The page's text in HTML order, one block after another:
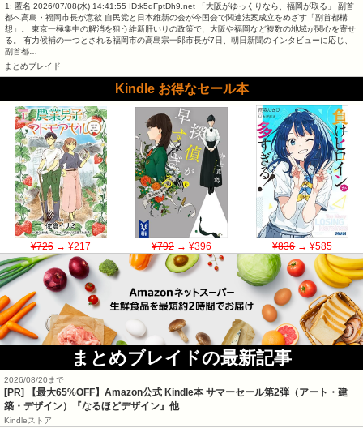
1: 匿名 2026/07/08(水) 14:41:55 ID:k5dFptDh9.net 「大阪がゆっくりなら、福岡が取る」 副首
都へ高島・福岡市長が意欲 自民党と日本維新の会が今国会で関連法案成立をめざす「副首都構
想」。 東京一極集中の解消を狙う維新肝いりの政策で、大阪や福岡など複数の地域が関心を寄せ
る。 有力候補の一つとされる福岡市の高島宗一郎市長が7日、朝日新聞のインタビューに応じ、
副首都…
まとめブレイド
Kindle お得なセール本
¥726→ ¥217 ¥792→ ¥396 ¥836→ ¥585
まとめブレイドの最新記事
2026/08/20まで
[PR]
【最大65%OFF】Amazon公式 Kindle本 サマーセール第2弾（アート・建
築・デザイン）『なるほどデザイン』他
Kindleストア